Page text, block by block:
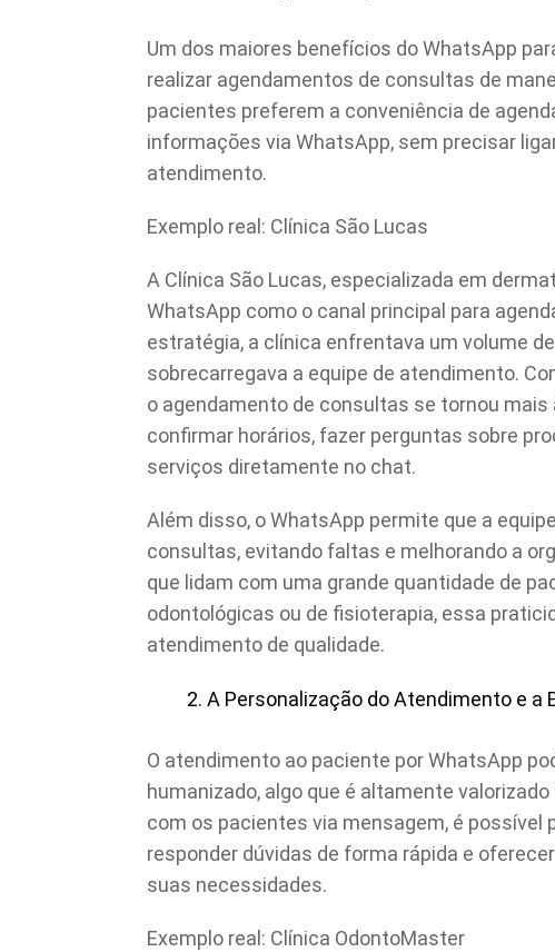
Um dos maiores benefícios do WhatsApp
realizar agendamentos de consultas de
pacientes preferem a conveniência de
informações via WhatsApp, sem precisar
atendimento.
Exemplo real: Clínica São Lucas
A Clínica São Lucas, especializada em
WhatsApp como o canal principal para
estratégia, a clínica enfrentava um volume
sobrecarregava a equipe de atendimento.
o agendamento de consultas se tornou
confirmar horários, fazer perguntas sobre
serviços diretamente no chat.
Além disso, o WhatsApp permite que a
consultas, evitando faltas e melhorando a
que lidam com uma grande quantidade de
odontológicas ou de fisioterapia, essa
atendimento de qualidade.
A Personalização do Atendimento e a
O atendimento ao paciente por WhatsApp
humanizado, algo que é altamente
com os pacientes via mensagem, é possível
responder dúvidas de forma rápida e
suas necessidades.
Exemplo real: Clínica OdontoMaster